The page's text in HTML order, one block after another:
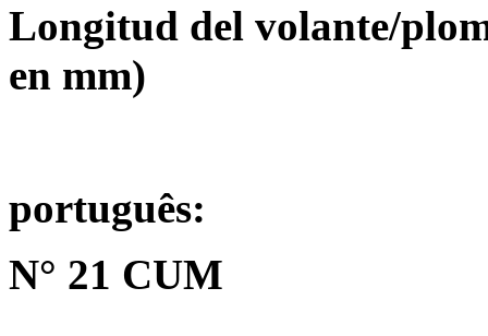
Longitud del volante/
en mm)
português:
N° 21 CUM